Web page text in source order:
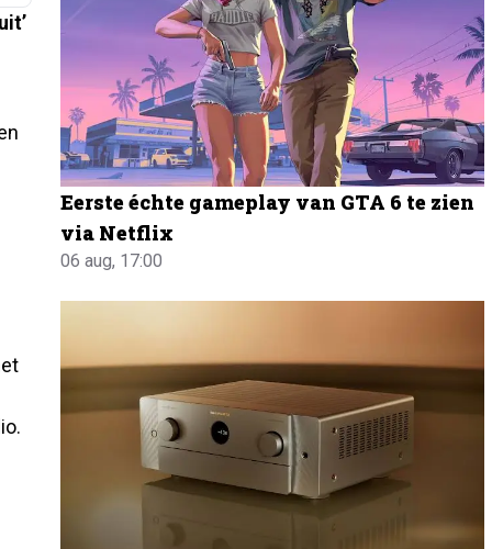
Eerste échte gameplay van GTA 6 te zien
via Netflix
06 aug, 17:00